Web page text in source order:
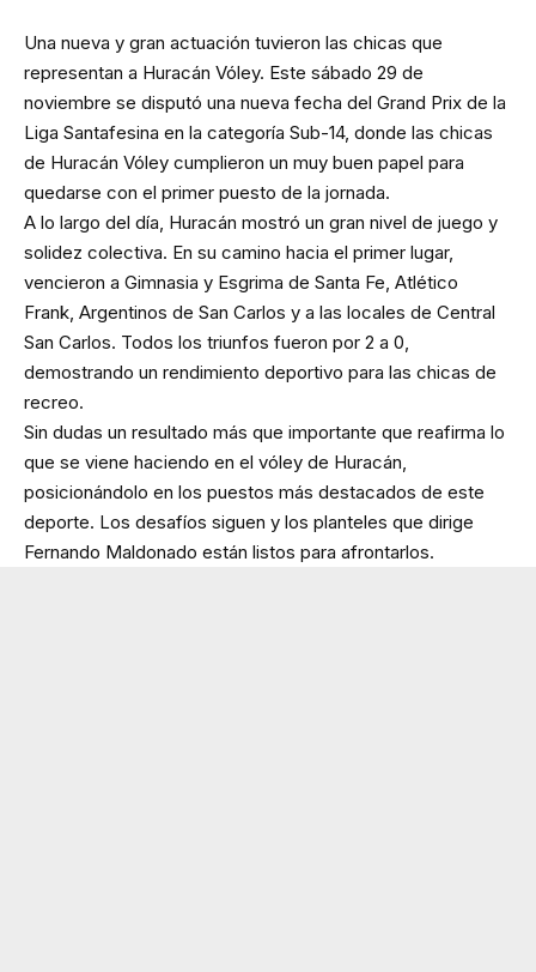
Una nueva y gran actuación tuvieron las chicas que
representan a Huracán Vóley. Este sábado 29 de
noviembre se disputó una nueva fecha del Grand Prix de la
Liga Santafesina en la categoría Sub-14, donde las chicas
de Huracán Vóley cumplieron un muy buen papel para
quedarse con el primer puesto de la jornada.
A lo largo del día, Huracán mostró un gran nivel de juego y
solidez colectiva. En su camino hacia el primer lugar,
vencieron a Gimnasia y Esgrima de Santa Fe, Atlético
Frank, Argentinos de San Carlos y a las locales de Central
San Carlos. Todos los triunfos fueron por 2 a 0,
demostrando un rendimiento deportivo para las chicas de
recreo.
Sin dudas un resultado más que importante que reafirma lo
que se viene haciendo en el vóley de Huracán,
posicionándolo en los puestos más destacados de este
deporte. Los desafíos siguen y los planteles que dirige
Fernando Maldonado están listos para afrontarlos.